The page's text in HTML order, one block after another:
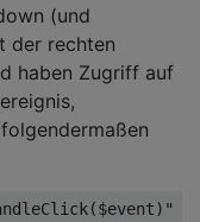
(und
der rechten
haben Zugriff auf